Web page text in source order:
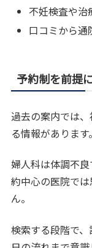
不妊検査や治
口コミから通
予約制を前提
過去の案内では
る情報があります。
婦人科は体調不
約中心の医院で
ん。
検索する段階で